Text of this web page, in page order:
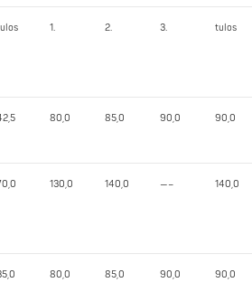
1. 2. 3. tulos
80,0 85,0 90,0 90,0
130,0 140,0 —– 140,0
80,0 85,0 90,0 90,0